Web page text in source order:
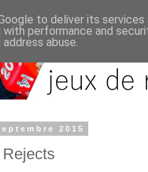
2015
Rejects
to deliver its
with performance and
abuse.